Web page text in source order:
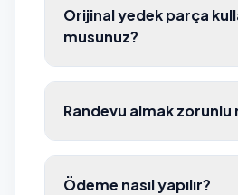
Orijinal yedek parça
musunuz?
Randevu almak zorunlu
Ödeme nasıl yapılır?